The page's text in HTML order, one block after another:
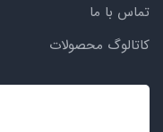
تماس با ما
کاتالوگ محصولات